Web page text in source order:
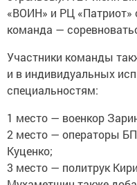
«ВОИН» и РЦ «Патриот»
команда —
Участники команды
и в индивидуальных
специальностям:
1 место — военкор
2 место — операторы
Куценко;
3 место — политрук